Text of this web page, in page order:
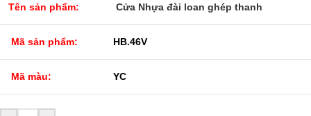
Tên sản phẩm: Cửa Nhựa đài loan ghép thanh
Mã sản phẩm: HB.46V
Mã màu: YC